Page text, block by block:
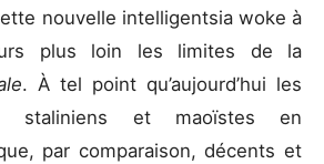
nouvelle intelligentsia woke à
plus loin les limites de la
. À tel point qu’aujourd’hui les
staliniens et maoïstes en
par comparaison, décents et